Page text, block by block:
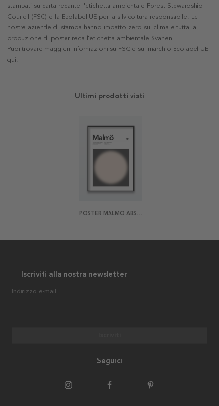
stampati su carta recante l'etichetta ambientale Forest Stewardship
Council (FSC) e la Ecolabel UE per la silvicoltura responsabile. Le
nostre aziende di stampa hanno impatto zero sul clima e tutta la
produzione di poster reca l'etichetta ambientale Svanen.
Puoi trovare maggiori informazioni su FSC e sul marchio Ecolabel UE
qui.
Ultimi prodotti visti
POSTER MALMÖ ABSTRACT
Iscriviti alla nostra newsletter
Indirizzo e-mail
Seguici